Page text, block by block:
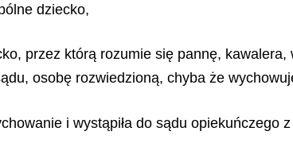
dziecko,
przez którą rozumie się pannę,
osobę rozwiedzioną, chyba że
i wystąpiła do sądu